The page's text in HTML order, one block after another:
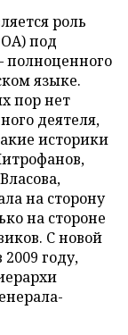
роль
под
полноценного
языке.
пор нет
деятеля,
историки
на сторону
на стороне
С новой
2009 году,